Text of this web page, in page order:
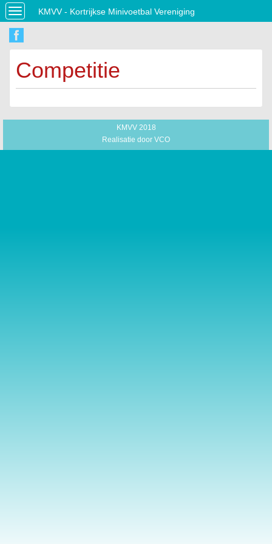
Toggle
navigation
KMVV - Kortrijkse Minivoetbal Vereniging
Competitie
KMVV 2018
Realisatie door VCO